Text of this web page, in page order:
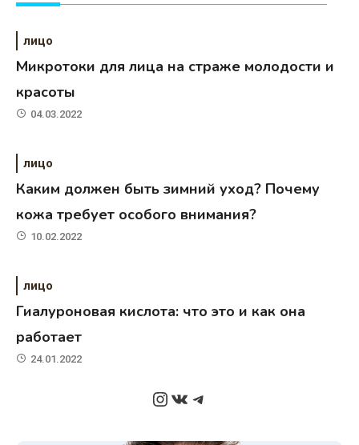
лицо
Микротоки для лица на страже молодости и
красоты
04.03.2022
лицо
Каким должен быть зимний уход? Почему
кожа требует особого внимания?
10.02.2022
лицо
Гиалуроновая кислота: что это и как она
работает
24.01.2022
Instagram
ВКонтакте
Telegram